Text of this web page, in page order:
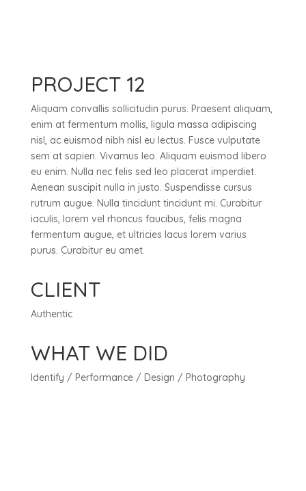
PROJECT 12
Aliquam convallis sollicitudin purus. Praesent aliquam,
enim at fermentum mollis, ligula massa adipiscing
nisl, ac euismod nibh nisl eu lectus. Fusce vulputate
sem at sapien. Vivamus leo. Aliquam euismod libero
eu enim. Nulla nec felis sed leo placerat imperdiet.
Aenean suscipit nulla in justo. Suspendisse cursus
rutrum augue. Nulla tincidunt tincidunt mi. Curabitur
iaculis, lorem vel rhoncus faucibus, felis magna
fermentum augue, et ultricies lacus lorem varius
purus. Curabitur eu amet.
CLIENT
Authentic
WHAT WE DID
Identify / Performance / Design / Photography